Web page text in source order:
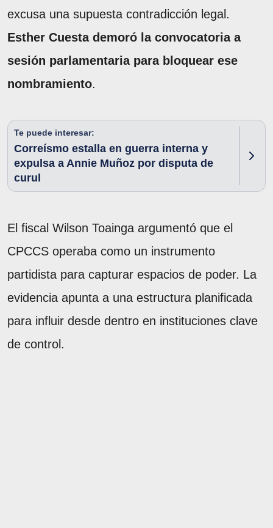
excusa una supuesta contradicción legal.
Esther Cuesta demoró la convocatoria a
sesión parlamentaria para bloquear ese
nombramiento.
Te puede interesar:
Correísmo estalla en guerra interna y
expulsa a Annie Muñoz por disputa de
curul
El fiscal Wilson Toainga argumentó que el
CPCCS operaba como un instrumento
partidista para capturar espacios de poder. La
evidencia apunta a una estructura planificada
para influir desde dentro en instituciones clave
de control.